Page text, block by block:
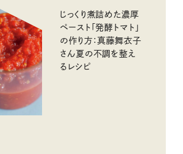
じっくり煮詰めた濃厚
ペースト「発酵トマト」
の作り方：真藤舞衣子
さん夏の不調を整え
るレシピ